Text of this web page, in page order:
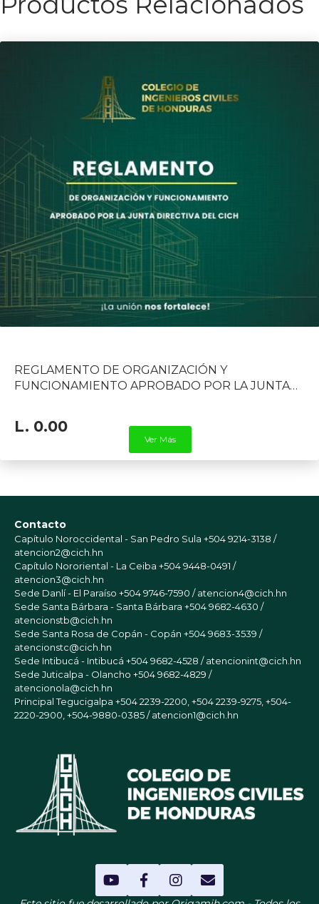
REGLAMENTO DE ORGANIZACIÓN Y
FUNCIONAMIENTO APROBADO POR LA JUNTA
L. 0.00
Ver Más
Contacto
Capítulo Noroccidental - San Pedro Sula +504 9214-3138 /
atencion2@cich.hn
Capítulo Nororiental - La Ceiba +504 9448-0491 /
atencion3@cich.hn
Sede Danlí - El Paraíso +504 9746-7590 / atencion4@cich.hn
Sede Santa Bárbara - Santa Bárbara +504 9682-4630 /
atencionstb@cich.hn
Sede Santa Rosa de Copán - Copán +504 9683-3539 /
atencionstc@cich.hn
Sede Intibucá - Intibucá +504 9682-4528 / atencionint@cich.hn
Sede Juticalpa - Olancho +504 9682-4829 /
atencionola@cich.hn
Principal Tegucigalpa +504 2239-2200, +504 2239-9275, +504-
2220-2900, +504-9880-0385 / atencion1@cich.hn